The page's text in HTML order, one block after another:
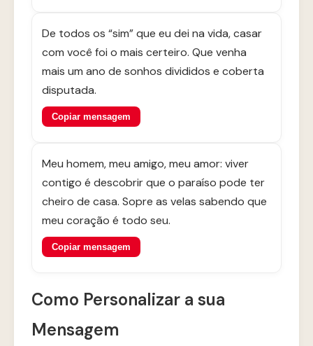
De todos os “sim” que eu dei na vida, casar
com você foi o mais certeiro. Que venha
mais um ano de sonhos divididos e coberta
disputada.
Copiar mensagem
Meu homem, meu amigo, meu amor: viver
contigo é descobrir que o paraíso pode ter
cheiro de casa. Sopre as velas sabendo que
meu coração é todo seu.
Copiar mensagem
Como Personalizar a sua
Mensagem